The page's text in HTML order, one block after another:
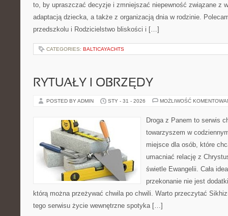
to, by upraszczać decyzje i zmniejszać niepewność związane z
adaptacją dziecka, a także z organizacją dnia w rodzinie.
przedszkolu i Rodzicielstwo bliskości i […]
CATEGORIES: BALTICAYACHTS
RYTUAŁY I OBRZĘDY
POSTED BY ADMIN STY - 31 - 2026 MOŻLIWOŚĆ
Droga z Panem to serwis
towarzyszem w
miejsce dla osób, które
umacniać relację z
świetle Ewangelii. Cała
przekonanie nie jest
którą można przeżywać chwila po chwili. Warto przeczytać
tego serwisu życie wewnętrzne spotyka […]